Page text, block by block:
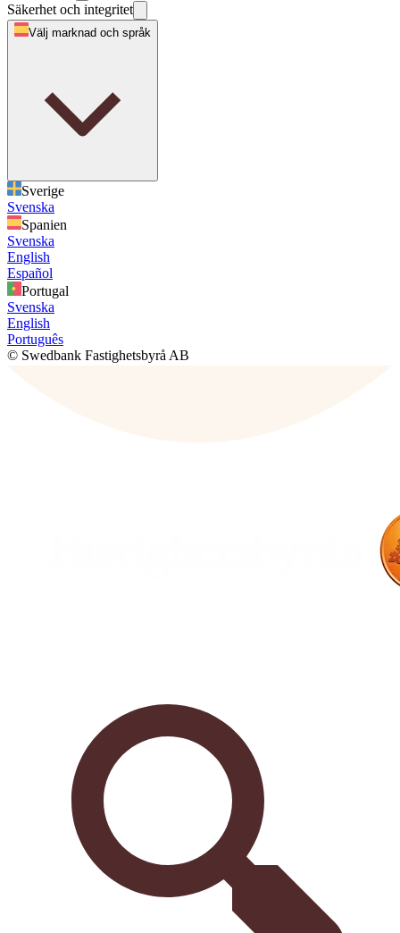
Säkerhet och integritet
Välj marknad och språk
Sverige
Svenska
Spanien
Svenska
English
Español
Portugal
Svenska
English
Português
© Swedbank Fastighetsbyrå AB